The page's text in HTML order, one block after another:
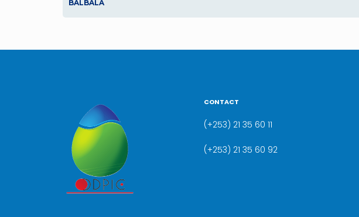
BALBALA
CONTACT
(+253) 21 35 60 11
(+253) 21 35 60 92